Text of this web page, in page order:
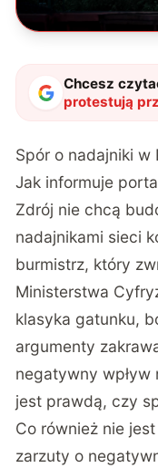
Chcesz
protestują
Dlaczego
Spór o nadajniki w
Jak informuje
Zdrój nie chcą
nadajnikami sieci
burmistrz, który
Ministerstwa
klasyka gatunku,
argumenty
negatywny wpływ
jest prawdą, czy
Co również nie
zarzuty o